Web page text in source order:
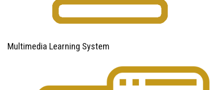
Multimedia Learning System